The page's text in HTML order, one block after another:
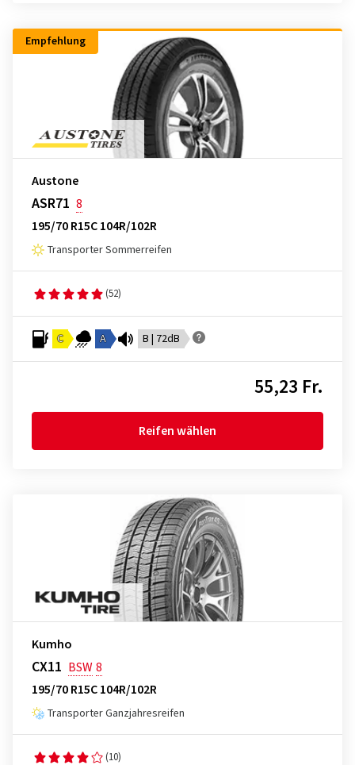
Empfehlung
Austone
ASR71 8
195/70 R15C 104R/102R
Transporter Sommerreifen
(52)
C A B | 72dB
55,23 Fr.
Reifen wählen
Kumho
CX11 BSW8
195/70 R15C 104R/102R
Transporter Ganzjahresreifen
(10)